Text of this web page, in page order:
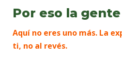
Por eso la
Aquí no eres uno más. La
ti, no al revés.